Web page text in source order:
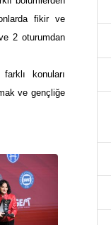
fikir ve
2 oturumdan
konuları
ve gençliğe